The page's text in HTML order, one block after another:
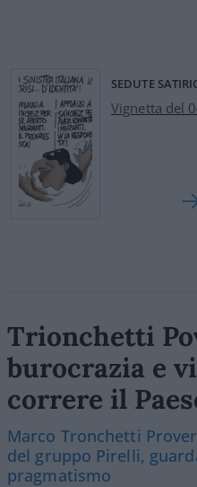
SEDUTE
Vignetta del
Trionchetti
burocrazia e
correre il
Marco Tronchetti
del gruppo Pirelli,
pragmatismo